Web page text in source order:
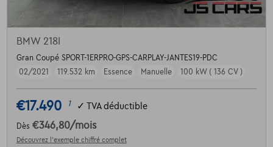
BMW 218I
Gran Coupé SPORT-1ERPRO-GPS-CARPLAY-JANTES19-PDC
02/2021
119.532 km Essence Manuelle 100 kW ( 136 CV )
€17.490 1 ✓ TVA déductible
Dès €346,80/mois
Découvrez l’exemple chiffré complet